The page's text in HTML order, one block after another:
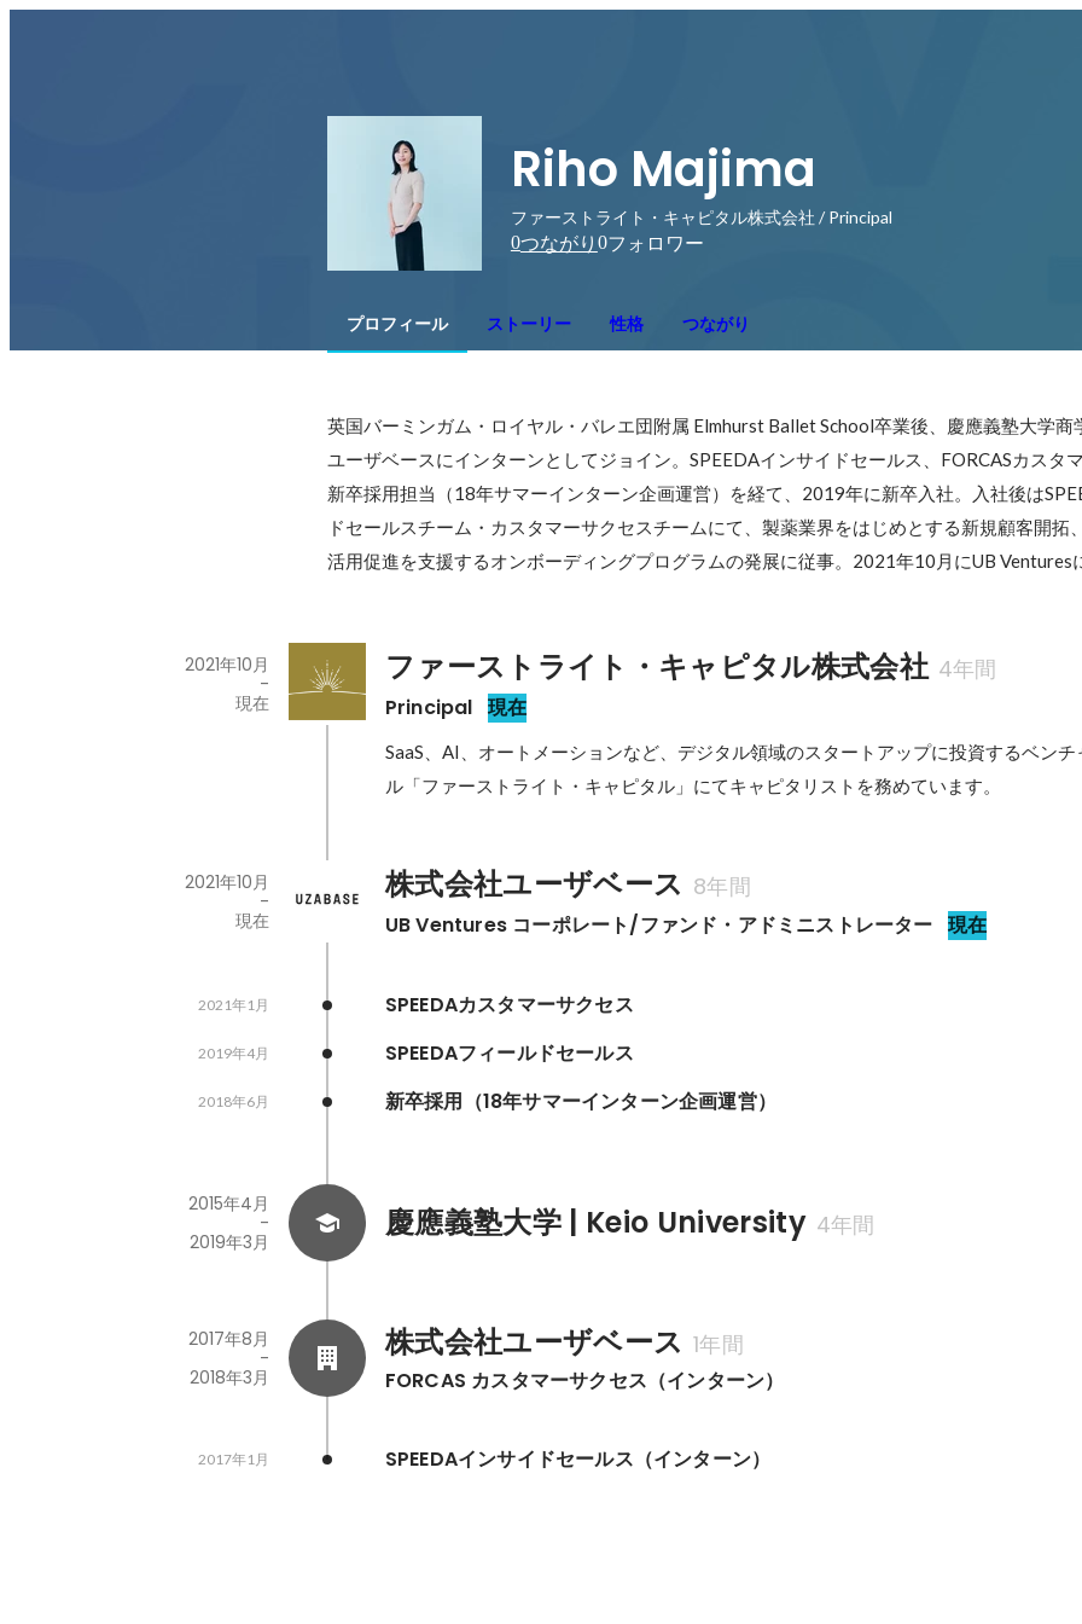
Riho Majima
ファーストライト・キャピタル株式会社 / Principal
0つながり 0フォロワー
プロフィール ストーリー 性格 つながり
英国バーミンガム・ロイヤル・バレエ団附属 Elmhurst Ballet School卒業後、慶應義塾大学商
ユーザベースにインターンとしてジョイン。SPEEDAインサイドセールス、FORCASカスタマ
新卒採用担当（18年サマーインターン企画運営）を経て、2019年に新卒入社。入社後は
ドセールスチーム・カスタマーサクセスチームにて、製薬業界をはじめとする新規顧客開拓
活用促進を支援するオンボーディングプログラムの発展に従事。2021年10月にUB Ventures
ファーストライト・キャピタル株式会社 4年間
Principal 現在
2021年10月
-
現在
SaaS、AI、オートメーションなど、デジタル領域のスタートアップに投資するベンチ
ル「ファーストライト・キャピタル」にてキャピタリストを務めています。
株式会社ユーザベース 8年間
UB Ventures コーポレート/ファンド・アドミニストレーター 現在
2021年10月
-
現在
SPEEDAカスタマーサクセス
2021年1月
SPEEDAフィールドセールス
2019年4月
新卒採用（18年サマーインターン企画運営）
2018年6月
慶應義塾大学 | Keio University 4年間
2015年4月
-
2019年3月
株式会社ユーザベース 1年間
FORCAS カスタマーサクセス（インターン）
2017年8月
-
2018年3月
SPEEDAインサイドセールス（インターン）
2017年1月